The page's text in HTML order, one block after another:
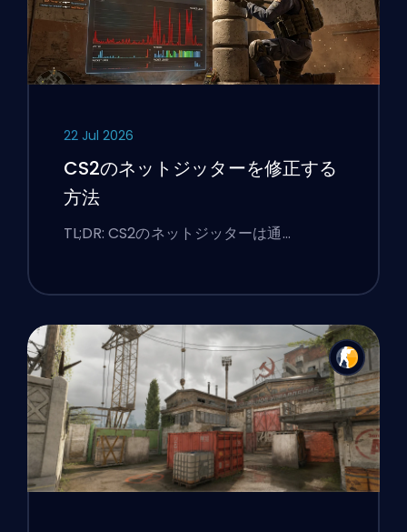
22 Jul 2026
CS2のネットジッターを修正する
方法
TL;DR: CS2のネットジッターは通…